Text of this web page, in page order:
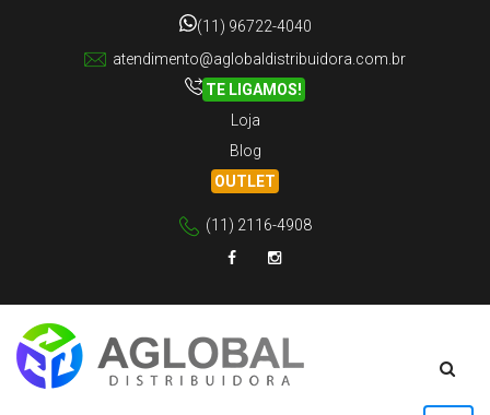
(11) 96722-4040
atendimento@aglobaldistribuidora.com.br
TE LIGAMOS!
Loja
Blog
OUTLET
(11) 2116-4908